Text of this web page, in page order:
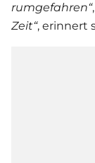
rumgefahren“
Zeit“, erinnert